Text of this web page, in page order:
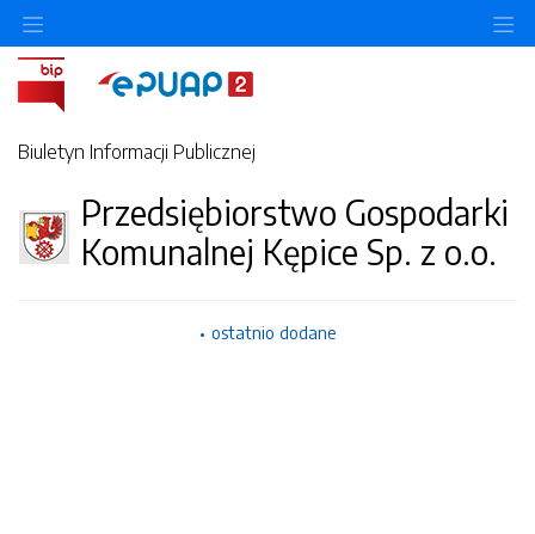
Biuletyn Informacji Publicznej
Przedsiębiorstwo Gospodarki
Komunalnej Kępice Sp. z o.o.
ostatnio dodane